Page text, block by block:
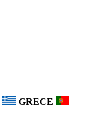
GRECE